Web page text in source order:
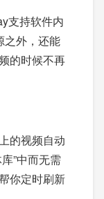
支持软件内
之外，还能
的时候不再
的视频自动
”中而无需
你定时刷新